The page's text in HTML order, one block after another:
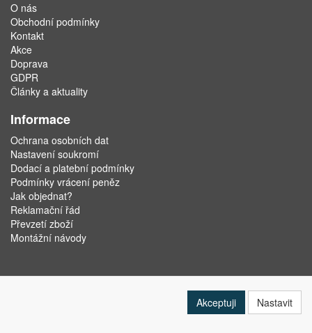
O nás
Obchodní podmínky
Kontakt
Akce
Doprava
GDPR
Články a aktuality
Informace
Ochrana osobních dat
Nastavení soukromí
Dodací a platební podmínky
Podmínky vrácení peněz
Jak objednat?
Reklamační řád
Převzetí zboží
Montážní návody
Akceptuji Nastavit